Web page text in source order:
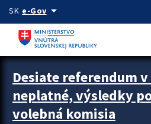
Preskocit na hlavný obsah
SK e-Govarrow_drop_down
Zastavit automatický posun upútavok
Desiate referendum
neplatné, výsledky
volebná komisia